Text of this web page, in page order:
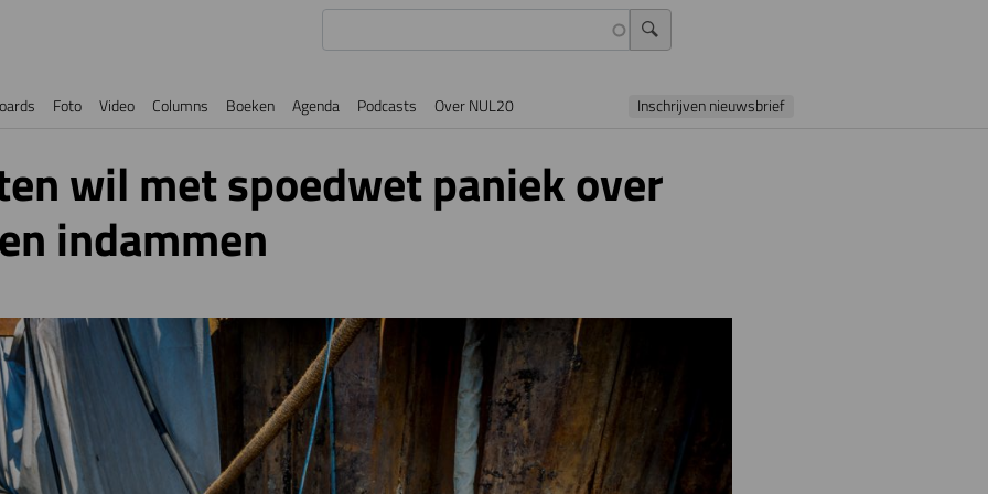
Foto Video Columns Boeken Agenda Podcasts Over NUL20 Inschrijven nieuwsbrief
wil met spoedwet paniek over
indammen